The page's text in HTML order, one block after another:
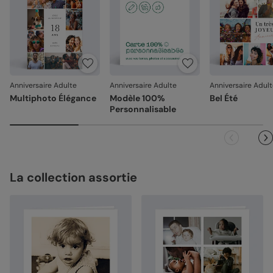
Anniversaire Adulte
Multiphoto Élégance
Anniversaire Adulte
Modèle 100%
Personnalisable
Anniversaire
Bel Été
La collection assortie